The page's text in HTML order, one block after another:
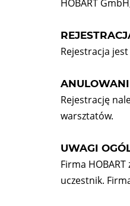
HOBART
Rejestracja
Rejestrację
warsztatów.
UWAGI
Firma
uczestnik.